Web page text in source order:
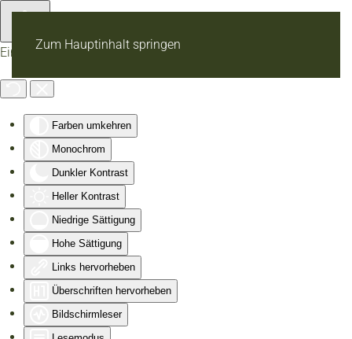
Eingabehilfen öffnen
Farben umkehren
Monochrom
Dunkler Kontrast
Heller Kontrast
Niedrige Sättigung
Hohe Sättigung
Links hervorheben
Überschriften hervorheben
Bildschirmleser
Zum Hauptinhalt springen